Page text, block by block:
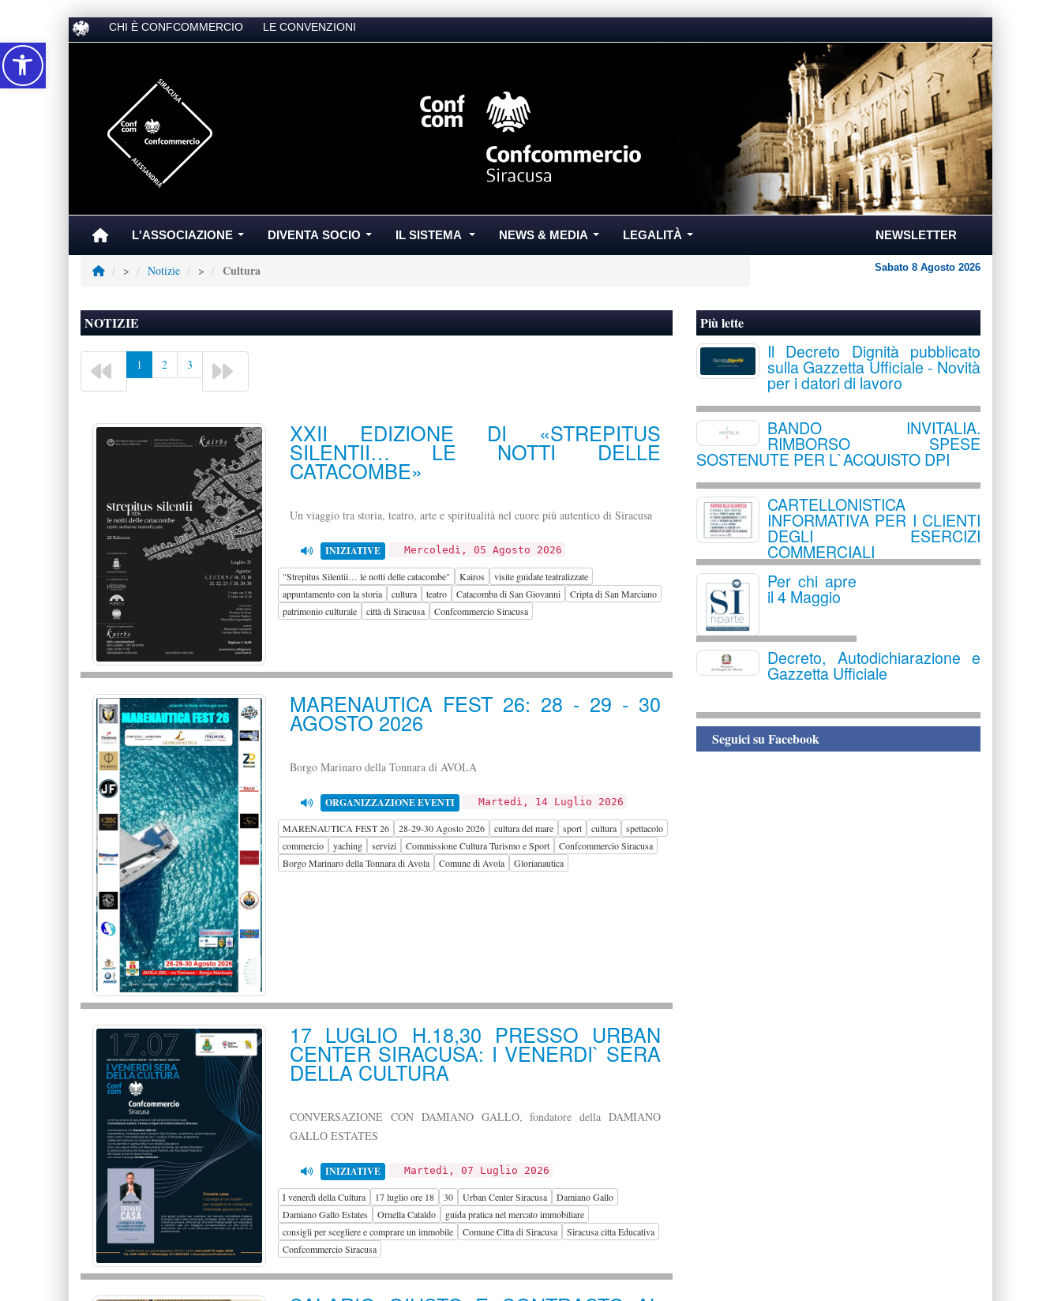
CHI È CONFCOMMERCIO LE CONVENZIONI
L'ASSOCIAZIONE DIVENTA SOCIO IL SISTEMA NEWS & MEDIA LEGALITÀ NEWSLETTER
> Notizie > Cultura Sabato 8 Agosto 2026
NOTIZIE
1 2 3
XXII EDIZIONE DI «STREPITUS
SILENTII… LE NOTTI DELLE
CATACOMBE»
Un viaggio tra storia, teatro, arte e spiritualità nel cuore più autentico di Siracusa
INIZIATIVE Mercoledì, 05 Agosto 2026
"Strepitus Silentii… le notti delle catacombe" Kairos
visite guidate teatralizzate
appuntamento con la storia
cultura teatro Catacomba di San Giovanni
Cripta di San Marciano
patrimonio culturale
città di Siracusa Confcommercio Siracusa
MARENAUTICA FEST 26: 28 - 29 - 30
AGOSTO 2026
Borgo Marinaro della Tonnara di AVOLA
ORGANIZZAZIONE EVENTI Martedì, 14 Luglio 2026
MARENAUTICA FEST 26 28-29-30 Agosto 2026 cultura del mare sport cultura
spettacolo
commercio
yaching servizi Commissione Cultura Turismo e Sport
Confcommercio Siracusa
Borgo Marinaro della Tonnara di Avola
Comune di Avola Glorianautica
17 LUGLIO H.18,30 PRESSO URBAN
CENTER SIRACUSA: I VENERDI` SERA
DELLA CULTURA
CONVERSAZIONE CON DAMIANO GALLO, fondatore della DAMIANO
GALLO ESTATES
INIZIATIVE Martedì, 07 Luglio 2026
I venerdì della Cultura 17 luglio ore 18 30 Urban Center Siracusa
Damiano Gallo
Damiano Gallo Estates
Ornella Cataldo
guida pratica nel mercato immobiliare
consigli per scegliere e comprare un immobile
Comune Citta di Siracusa
Siracusa citta Educativa
Confcommercio Siracusa
Più lette
Il Decreto Dignità pubblicato
sulla Gazzetta Ufficiale - Novità
per i datori di lavoro
BANDO INVITALIA.
RIMBORSO SPESE
SOSTENUTE PER L`ACQUISTO DPI
CARTELLONISTICA
INFORMATIVA PER I CLIENTI
DEGLI ESERCIZI
COMMERCIALI
Per chi apre
il 4 Maggio
Decreto, Autodichiarazione e
Gazzetta Ufficiale
Seguici su Facebook
Accessibilità